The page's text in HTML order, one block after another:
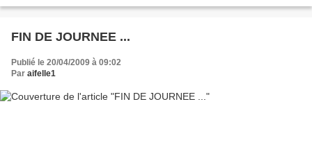
FIN DE JOURNEE ...
Publié le 20/04/2009 à 09:02
Par aifelle1